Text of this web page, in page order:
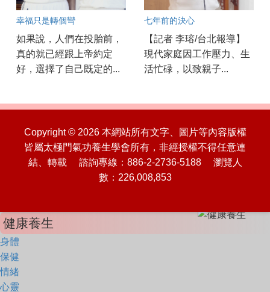
幸福只是轉個彎
如果說，人們在投胎前，
真的就已經跟上帝約定
好，選擇了自己既定的...
七年前的決心
【記者 李瑢/台北報導】
現代家庭因工作壓力、生
活忙碌，以致親子...
Copyright © 2026 本網站所有文字、圖片等內容版權
皆屬太極門氣功養生學會所有，非經授權不得任意連
結、轉載 諮詢專線：886-2-2736-5188 瀏覽人
數：226,008,853
健康養生
身體
保健
情緒
心靈